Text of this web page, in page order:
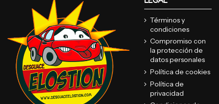
Términos y
condiciones
Compromiso con
la protección de
datos personales
Política de cookies
Política de
privacidad